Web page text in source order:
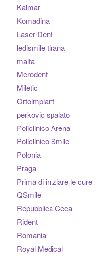
Kalmar
Komadina
Laser Dent
ledismile tirana
malta
Merodent
Miletic
Ortoimplant
perkovic spalato
Policlinico Arena
Policlinico Smile
Polonia
Praga
Prima di iniziare le cure
QSmile
Repubblica Ceca
Rident
Romania
Royal Medical